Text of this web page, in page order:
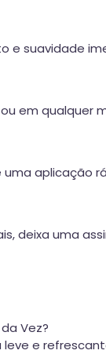
e suavidade
em qualquer
aplicação
deixa uma
Vez?
leve e